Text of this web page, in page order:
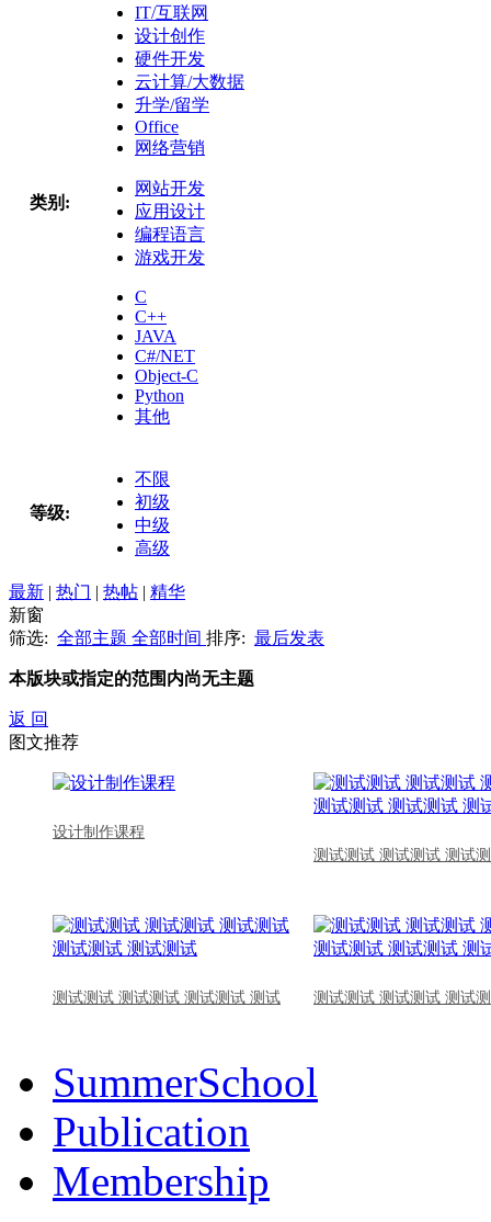
类别:
IT/互联网
设计创作
硬件开发
云计算/大数据
升学/留学
Office
网络营销
网站开发
应用设计
编程语言
游戏开发
C
C++
JAVA
C#/NET
Object-C
Python
其他
等级:
不限
初级
中级
高级
最新 | 热门 | 热帖 | 精华
新窗
筛选: 全部主题 全部时间 排序: 最后发表
本版块或指定的范围内尚无主题
返 回
图文推荐
设计制作课程
测试测试 测试测试 测试
测试测试 测试测试 测试测试 测试 测试测试 测试测试 测试
SummerSchool
Publication
Membership